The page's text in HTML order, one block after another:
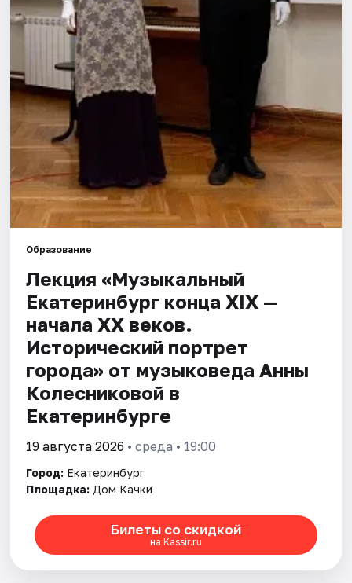
Площадки
Рейтинги
Образование
Лекция «Музыкальный
Екатеринбург конца XIX —
начала XX веков.
Исторический портрет
города» от музыковеда Анны
Колесниковой в
Екатеринбурге
19 августа 2026 • среда • 19:00
Город: Екатеринбург
Площадка: Дом Качки
Билеты со скидкой
на Kassir.ru